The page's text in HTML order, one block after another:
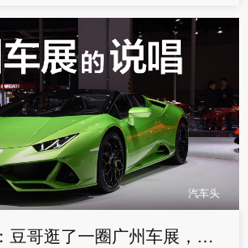
汽车头
豆车一分钟：豆哥逛了一圈广州车展，做了一首Freestyle